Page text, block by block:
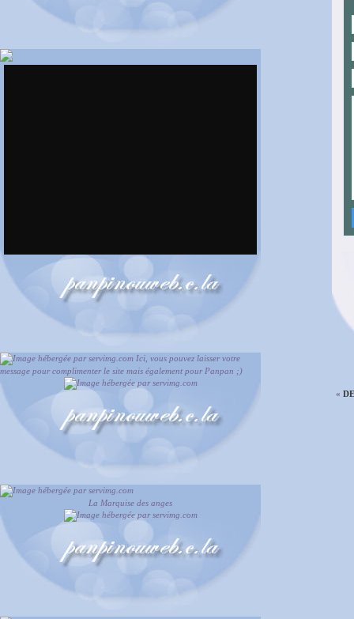
«
Ici, vous pouvez laisser votre
message pour complimenter le site mais également pour Panpan ;)
La Marquise des anges